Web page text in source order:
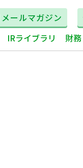
IRライブラリ 財
メールマガジン